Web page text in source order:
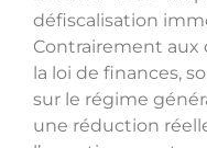
défiscalisation
Contrairement aux
la loi de finances,
sur le régime
une réduction